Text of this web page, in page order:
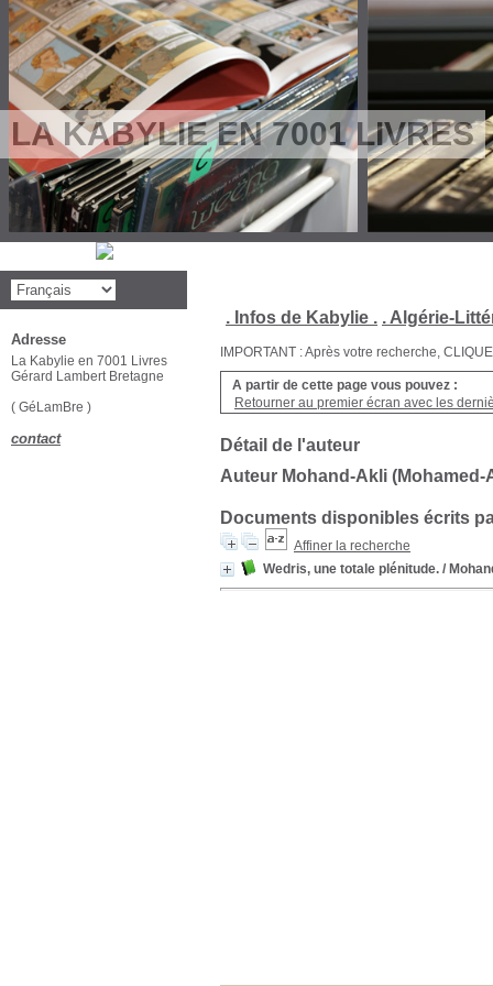
LA KABYLIE EN 7001 LIVRES
. Infos de Kabylie . . Algérie-
IMPORTANT : Après votre recherche,
A partir de cette page vous pouvez :
Retourner au premier écran avec les
Détail de l'auteur
Auteur Mohand-Akli (Mohamed-
Documents disponibles écrits
Affiner la recherche
Wedris, une totale plénitude. /
Adresse
La Kabylie en 7001 Livres
Gérard Lambert Bretagne
( GéLamBre )
contact